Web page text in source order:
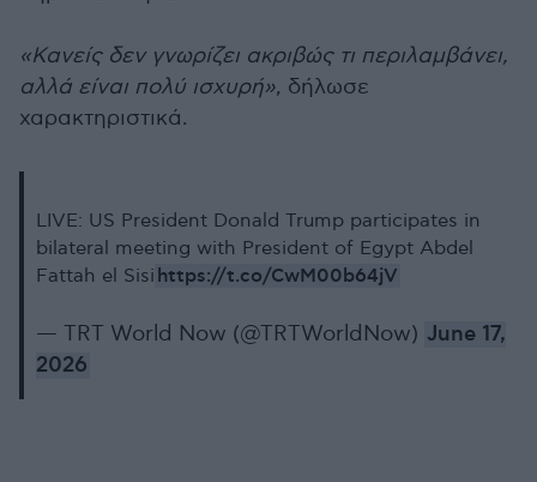
«Κανείς δεν γνωρίζει ακριβώς τι περιλαμβάνει,
αλλά είναι πολύ ισχυρή», δήλωσε
χαρακτηριστικά.
LIVE: US President Donald Trump participates in
bilateral meeting with President of Egypt Abdel
Fattah el Sisi https://t.co/CwM00b64jV
— TRT World Now (@TRTWorldNow) June 17,
2026